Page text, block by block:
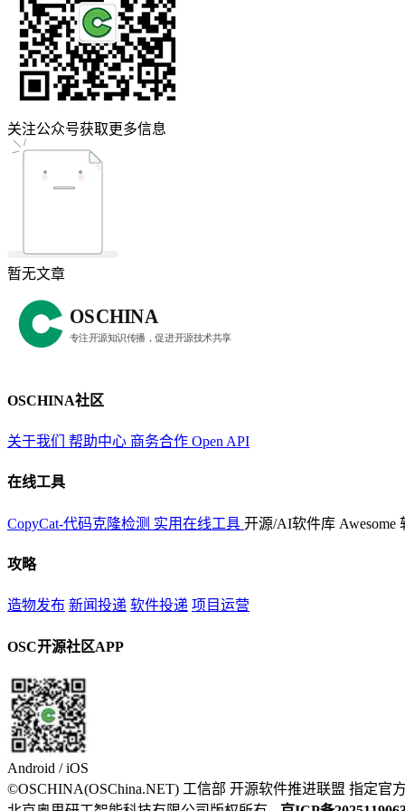
关注公众号获取更多信息
暂无文章
OSCHINA社区
关于我们 帮助中心 商务合作 Open API
在线工具
CopyCat-代码克隆检测 实用在线工具 开源/AI软件库 Awesome
攻略
造物发布 新闻投递 软件投递 项目运营
OSC开源社区APP
Android / iOS
©OSCHINA(OSChina.NET) 工信部 开源软件推进联盟 指定官